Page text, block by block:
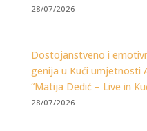
28/07/2026
Dostojanstveno i
genija u Kući umjetnosti
“Matija Dedić – Live in
28/07/2026